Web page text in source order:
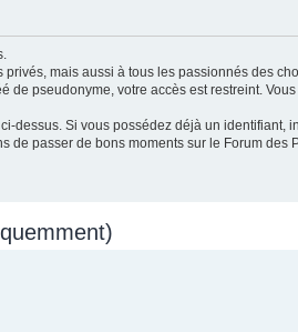
mais aussi à tous les passionnés des
de pseudonyme, votre accès est restreint.
dessus. Si vous possédez déjà un identifiant,
de passer de bons moments sur le Forum des